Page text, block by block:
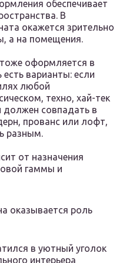
обеспечивает
В
окажется зрительно
а на помещения.
оформляется в
варианты: если
любой
техно, хай-тек
должен совпадать в
прованс или лофт,
разным.
от назначения
гаммы и
оказывается роль
в уютный уголок
интерьера